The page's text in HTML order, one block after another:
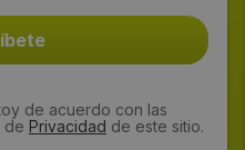
de acuerdo con las
de Privacidad de este sitio.